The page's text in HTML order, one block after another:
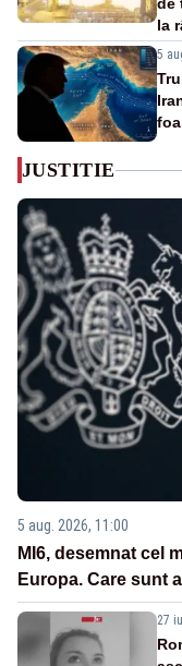
la
5
JUSTITIE
5 aug. 2026, 11:00
MI6, desemnat cel
Europa. Care sunt
27